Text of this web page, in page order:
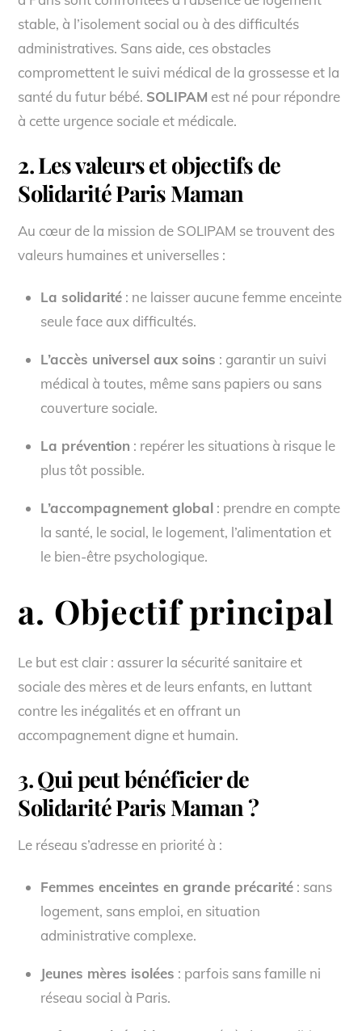
stable, à l’isolement social ou à des difficultés
administratives. Sans aide, ces obstacles
compromettent le suivi médical de la grossesse et la
santé du futur bébé. SOLIPAM est né pour répondre
à cette urgence sociale et médicale.
2. Les valeurs et objectifs de
Solidarité Paris Maman
Au cœur de la mission de SOLIPAM se trouvent des
valeurs humaines et universelles :
La solidarité: ne laisser aucune femme enceinte
seule face aux difficultés.
L’accès universel aux soins : garantir un suivi
médical à toutes, même sans papiers ou sans
couverture sociale.
La prévention : repérer les situations à risque le
plus tôt possible.
L’accompagnement global: prendre en compte
la santé, le social, le logement, l’alimentation et
le bien-être psychologique.
a. Objectif principal
Le but est clair : assurer la sécurité sanitaire et
sociale des mères et de leurs enfants, en luttant
contre les inégalités et en offrant un
accompagnement digne et humain.
3. Qui peut bénéficier de
Solidarité Paris Maman ?
Le réseau s’adresse en priorité à :
Femmes enceintes en grande précarité: sans
logement, sans emploi, en situation
administrative complexe.
Jeunes mères isolées : parfois sans famille ni
réseau social à Paris.